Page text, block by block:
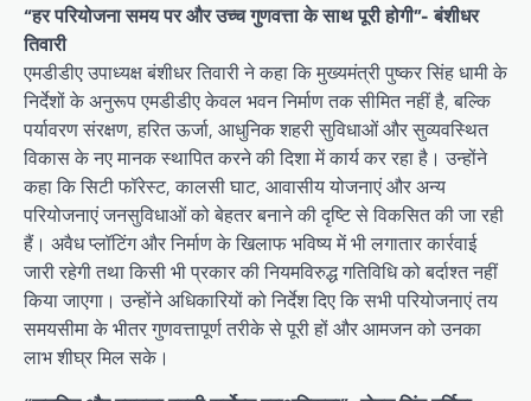
“हर परियोजना समय पर और उच्च गुणवत्ता के साथ पूरी होगी”- बंशीधर
तिवारी
एमडीडीए उपाध्यक्ष बंशीधर तिवारी ने कहा कि मुख्यमंत्री पुष्कर सिंह धामी के
निर्देशों के अनुरूप एमडीडीए केवल भवन निर्माण तक सीमित नहीं है, बल्कि
पर्यावरण संरक्षण, हरित ऊर्जा, आधुनिक शहरी सुविधाओं और सुव्यवस्थित
विकास के नए मानक स्थापित करने की दिशा में कार्य कर रहा है। उन्होंने
कहा कि सिटी फॉरेस्ट, कालसी घाट, आवासीय योजनाएं और अन्य
परियोजनाएं जनसुविधाओं को बेहतर बनाने की दृष्टि से विकसित की जा रही
हैं। अवैध प्लॉटिंग और निर्माण के खिलाफ भविष्य में भी लगातार कार्रवाई
जारी रहेगी तथा किसी भी प्रकार की नियमविरुद्ध गतिविधि को बर्दाश्त नहीं
किया जाएगा। उन्होंने अधिकारियों को निर्देश दिए कि सभी परियोजनाएं तय
समयसीमा के भीतर गुणवत्तापूर्ण तरीके से पूरी हों और आमजन को उनका
लाभ शीघ्र मिल सके।